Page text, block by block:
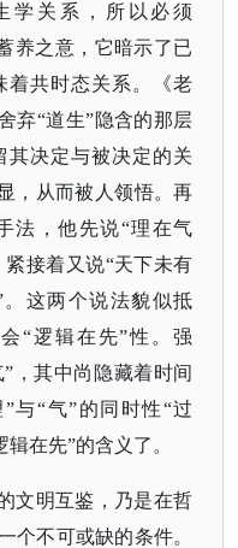
学关系，所以必须
养之意，它暗示了已
着共时态关系。《老
弃“道生”隐含的那层
其决定与被决定的关
，从而被人领悟。再
法，他先说“理在气
紧接着又说“天下未有
这两个说法貌似抵
“逻辑在先”性。强
”，其中尚隐藏着时间
与“气”的同时性“过
在先”的含义了。
文明互鉴，乃是在哲
个不可或缺的条件。